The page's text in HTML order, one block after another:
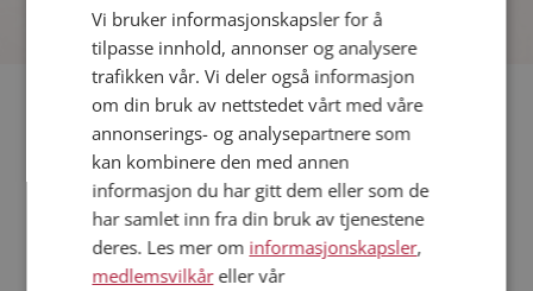
Fler single
Andre single fra Bergen
Menn fra Bergen
Date kvinner i Norge
Date menn i Norge
Vi bruker informasjonskapsler for å
tilpasse innhold, annonser og analysere
trafikken vår. Vi deler også informasjon
om din bruk av nettstedet vårt med våre
annonserings- og analysepartnere som
kan kombinere den med annen
informasjon du har gitt dem eller som de
har samlet inn fra din bruk av tjenestene
deres. Les mer om informasjonskapsler,
medlemsvilkåreller vår